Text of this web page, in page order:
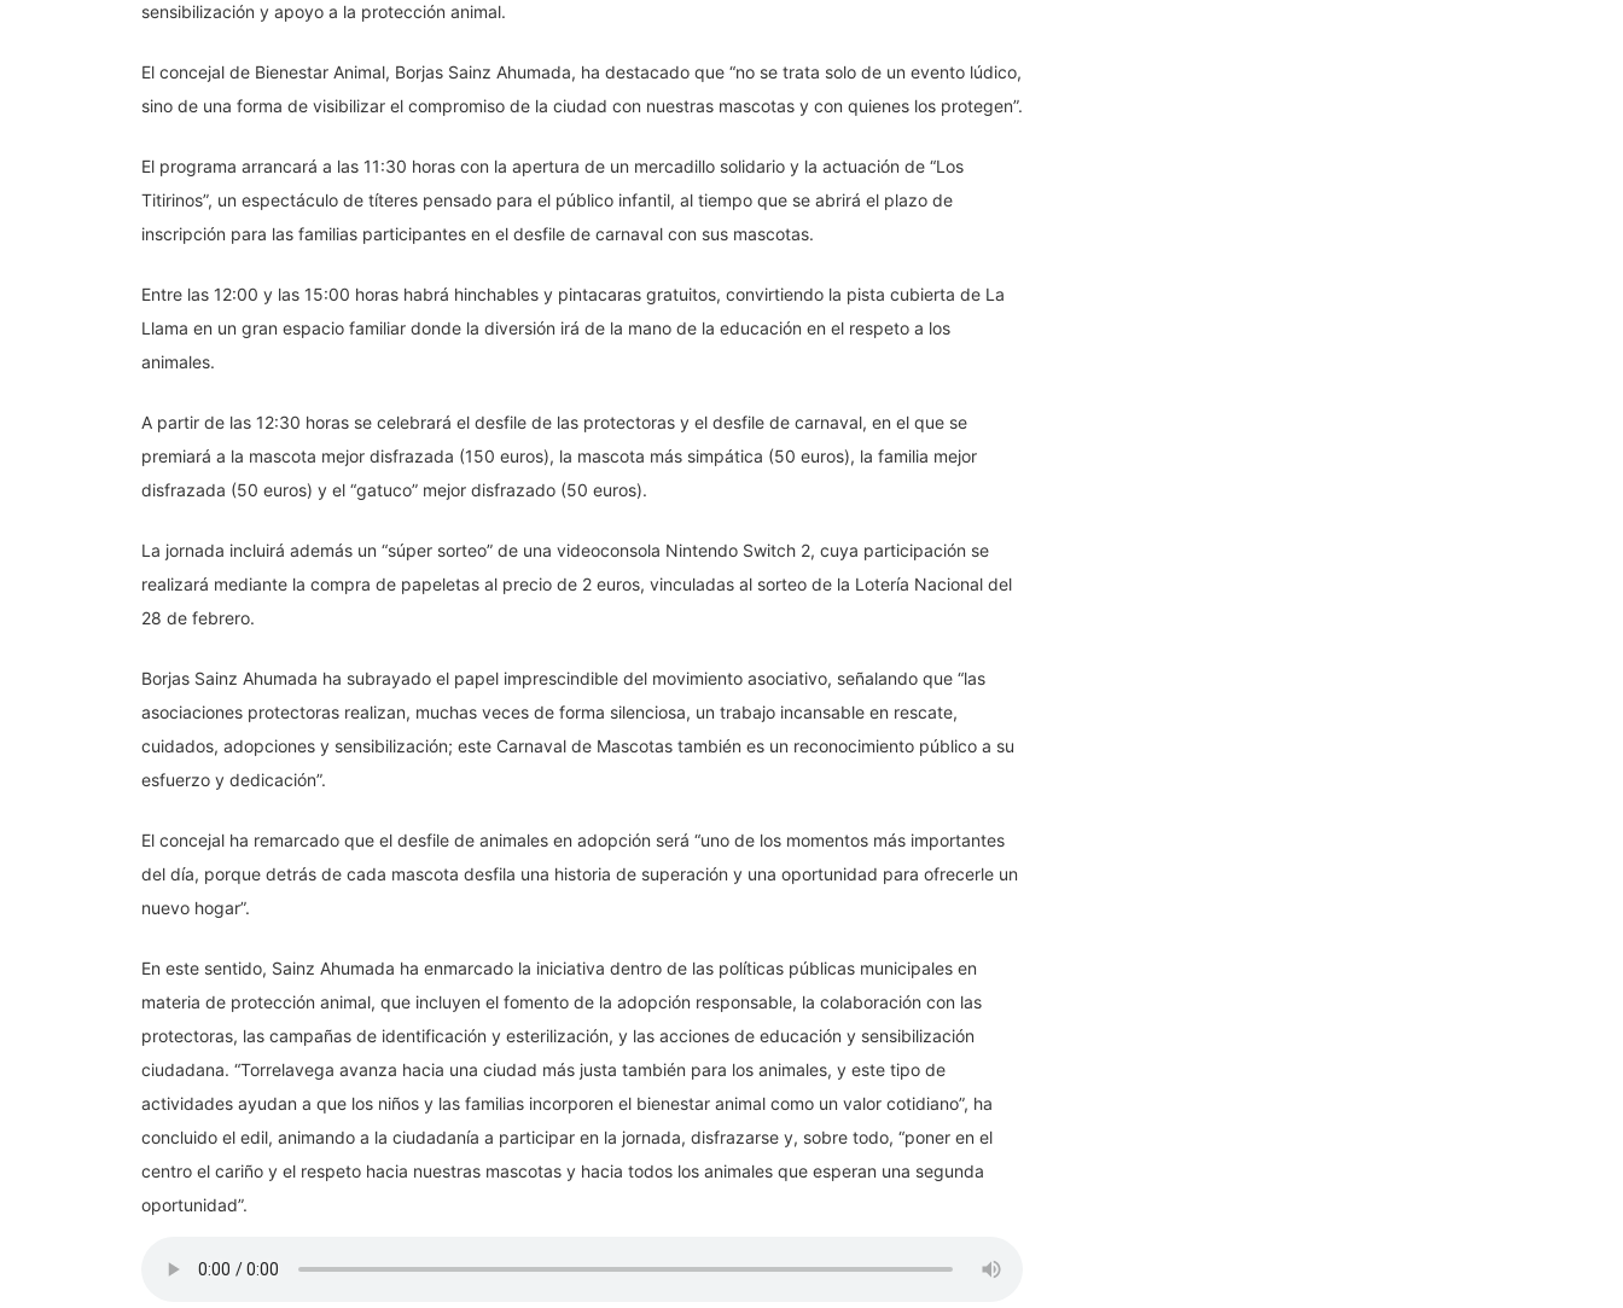
sensibilización y apoyo a la protección animal.
El concejal de Bienestar Animal, Borjas Sainz Ahumada, ha destacado que “no se trata solo de un evento lúdico,
sino de una forma de visibilizar el compromiso de la ciudad con nuestras mascotas y con quienes los protegen”.
El programa arrancará a las 11:30 horas con la apertura de un mercadillo solidario y la actuación de “Los
Titirinos”, un espectáculo de títeres pensado para el público infantil, al tiempo que se abrirá el plazo de
inscripción para las familias participantes en el desfile de carnaval con sus mascotas.
Entre las 12:00 y las 15:00 horas habrá hinchables y pintacaras gratuitos, convirtiendo la pista cubierta de La
Llama en un gran espacio familiar donde la diversión irá de la mano de la educación en el respeto a los
animales.
A partir de las 12:30 horas se celebrará el desfile de las protectoras y el desfile de carnaval, en el que se
premiará a la mascota mejor disfrazada (150 euros), la mascota más simpática (50 euros), la familia mejor
disfrazada (50 euros) y el “gatuco” mejor disfrazado (50 euros).
La jornada incluirá además un “súper sorteo” de una videoconsola Nintendo Switch 2, cuya participación se
realizará mediante la compra de papeletas al precio de 2 euros, vinculadas al sorteo de la Lotería Nacional del
28 de febrero.
Borjas Sainz Ahumada ha subrayado el papel imprescindible del movimiento asociativo, señalando que “las
asociaciones protectoras realizan, muchas veces de forma silenciosa, un trabajo incansable en rescate,
cuidados, adopciones y sensibilización; este Carnaval de Mascotas también es un reconocimiento público a su
esfuerzo y dedicación”.
El concejal ha remarcado que el desfile de animales en adopción será “uno de los momentos más importantes
del día, porque detrás de cada mascota desfila una historia de superación y una oportunidad para ofrecerle un
nuevo hogar”.
En este sentido, Sainz Ahumada ha enmarcado la iniciativa dentro de las políticas públicas municipales en
materia de protección animal, que incluyen el fomento de la adopción responsable, la colaboración con las
protectoras, las campañas de identificación y esterilización, y las acciones de educación y sensibilización
ciudadana. “Torrelavega avanza hacia una ciudad más justa también para los animales, y este tipo de
actividades ayudan a que los niños y las familias incorporen el bienestar animal como un valor cotidiano”, ha
concluido el edil, animando a la ciudadanía a participar en la jornada, disfrazarse y, sobre todo, “poner en el
centro el cariño y el respeto hacia nuestras mascotas y hacia todos los animales que esperan una segunda
oportunidad”.